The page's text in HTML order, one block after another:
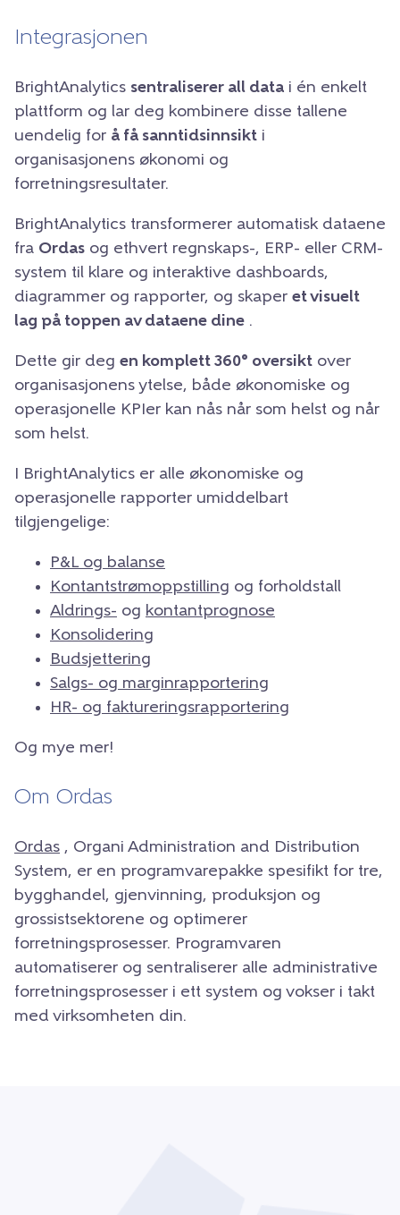
Integrasjonen
BrightAnalytics sentraliserer all data i én enkelt
plattform og lar deg kombinere disse tallene
uendelig for å få sanntidsinnsikt i
organisasjonens økonomi og
forretningsresultater.
BrightAnalytics transformerer automatisk dataene
fra Ordas og ethvert regnskaps-, ERP- eller CRM-
system til klare og interaktive dashboards,
diagrammer og rapporter, og skaper et visuelt
lag på toppen av dataene dine .
Dette gir deg en komplett 360° oversikt over
organisasjonens ytelse, både økonomiske og
operasjonelle KPIer kan nås når som helst og når
som helst.
I BrightAnalytics er alle økonomiske og
operasjonelle rapporter umiddelbart
tilgjengelige:
P&L og balanse
Kontantstrømoppstilling og forholdstall
Aldrings- og kontantprognose
Konsolidering
Budsjettering
Salgs- og marginrapportering
HR- og faktureringsrapportering
Og mye mer!
Om Ordas
Ordas , Organi Administration and Distribution
System, er en programvarepakke spesifikt for tre,
bygghandel, gjenvinning, produksjon og
grossistsektorene og optimerer
forretningsprosesser. Programvaren
automatiserer og sentraliserer alle administrative
forretningsprosesser i ett system og vokser i takt
med virksomheten din.